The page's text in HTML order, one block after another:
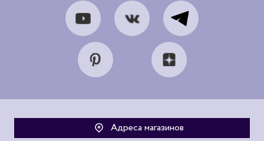
Адреса магазинов